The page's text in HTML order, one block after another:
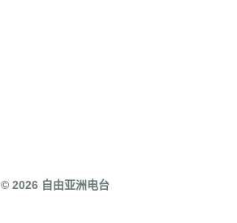
© 2026 自由亚洲电台